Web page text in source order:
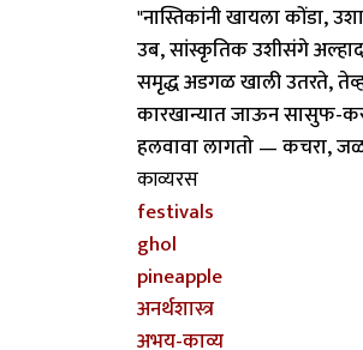
"नास्तिकांनी खायला कोंडा,
उब, सांस्कृतिक उशीसंगे
समृद्ध अडगळ खाली उतरते,
कारखान्यात जाऊन सासुफ-
हलवावा लागतो — कचरा,
काव्यरस
festivals
ghol
pineapple
अनर्थशास्त्र
अभय-काव्य